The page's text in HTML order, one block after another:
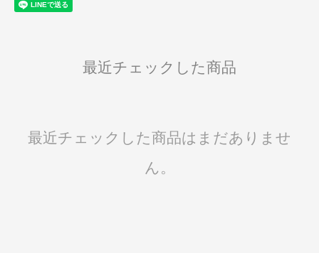
最近チェックした商品
最近チェックした商品はまだありませ
ん。